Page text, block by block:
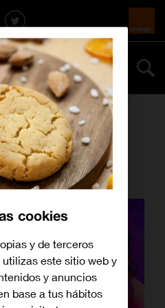
Especiales Más
cookies
y de terceros
este sitio web y
y anuncios
base a tus hábitos